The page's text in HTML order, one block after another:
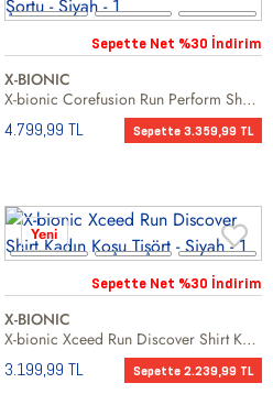
Sepette Net %30 İndirim
X-BIONIC
X-bionic Corefusion Run Perform Shorts Kadın Siyah Koşu Şortu
4.799,99 TL Sepette 3.359,99 TL
Yeni
Sepette Net %30 İndirim
X-BIONIC
X-bionic Xceed Run Discover Shirt Kadın Koşu Tişört
3.199,99 TL Sepette 2.239,99 TL